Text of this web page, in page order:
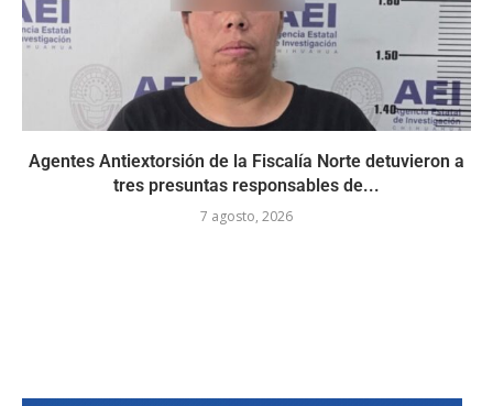
Agentes Antiextorsión de la Fiscalía Norte detuvieron a
tres presuntas responsables de...
7 agosto, 2026